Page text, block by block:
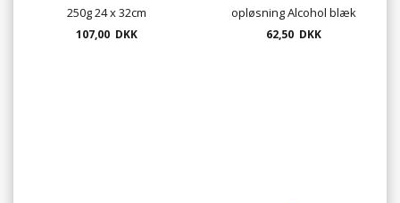
250g 24 x 32cm
107,00 DKK
opløsning Alcohol blæk
100ml. OCTOPUS
62,50 DKK